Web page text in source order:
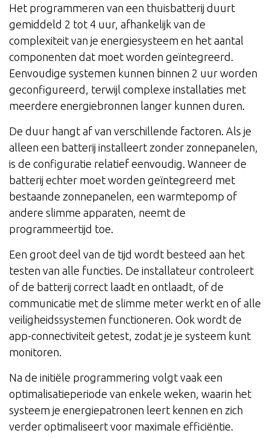
Het programmeren van een thuisbatterij duurt
gemiddeld 2 tot 4 uur, afhankelijk van de
complexiteit van je energiesysteem en het aantal
componenten dat moet worden geïntegreerd.
Eenvoudige systemen kunnen binnen 2 uur worden
geconfigureerd, terwijl complexe installaties met
meerdere energiebronnen langer kunnen duren.
De duur hangt af van verschillende factoren. Als je
alleen een batterij installeert zonder zonnepanelen,
is de configuratie relatief eenvoudig. Wanneer de
batterij echter moet worden geïntegreerd met
bestaande zonnepanelen, een warmtepomp of
andere slimme apparaten, neemt de
programmeertijd toe.
Een groot deel van de tijd wordt besteed aan het
testen van alle functies. De installateur controleert
of de batterij correct laadt en ontlaadt, of de
communicatie met de slimme meter werkt en of alle
veiligheidssystemen functioneren. Ook wordt de
app-connectiviteit getest, zodat je je systeem kunt
monitoren.
Na de initiële programmering volgt vaak een
optimalisatieperiode van enkele weken, waarin het
systeem je energiepatronen leert kennen en zich
verder optimaliseert voor maximale efficiëntie.